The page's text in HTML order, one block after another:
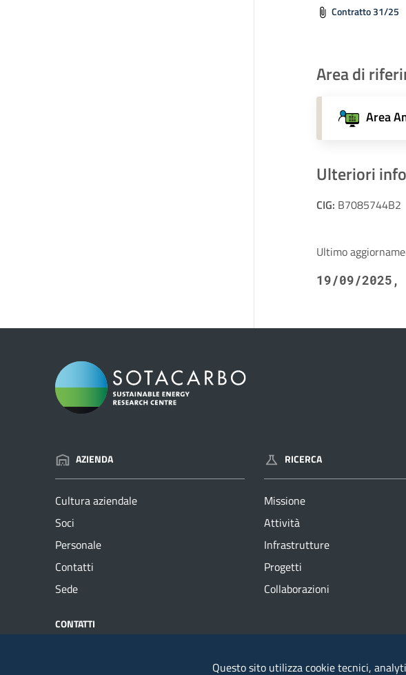
Contratto 31/25
Area di
Area
Ulteriori
CIG: B7085744B2
Ultimo
19/09/2025,
AZIENDA
Cultura aziendale
Soci
Personale
Contatti
Sede
RICERCA
Missione
Attività
Infrastrutture
Progetti
Collaborazioni
CONTATTI
Telefono: +39 0781670444
Questo sito utilizza cookie tecnici,